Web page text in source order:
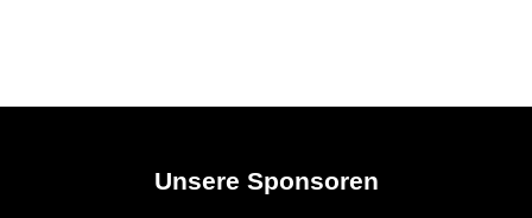
Unsere Sponsoren